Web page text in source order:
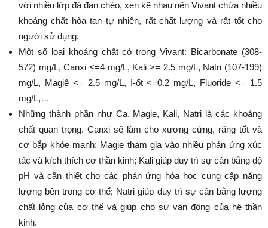
với nhiều lớp đá đan chéo, xen kẽ nhau nên Vivant chứa nhiều
khoáng chất hòa tan tự nhiên, rất chất lượng và rất tốt cho
người sử dụng.
Một số loại khoáng chất có trong Vivant: Bicarbonate (308-
572) mg/L, Canxi <=4 mg/L, Kali >= 2.5 mg/L, Natri (107-199)
mg/L, Magiê <= 2.5 mg/L, I-ốt <=0.2 mg/L, Fluoride <= 1.5
mg/L,…
Những thành phần như Ca, Magie, Kali, Natri là các khoáng
chất quan trọng. Canxi sẽ làm cho xương cứng, răng tốt và
cơ bắp khỏe mạnh; Magie tham gia vào nhiều phản ứng xúc
tác và kích thích cơ thần kinh; Kali giúp duy trì sự cân bằng độ
pH và cần thiết cho các phản ứng hóa học cung cấp năng
lượng bên trong cơ thể; Natri giúp duy trì sự cân bằng lượng
chất lỏng của cơ thể và giúp cho sự vận động của hệ thần
kinh.